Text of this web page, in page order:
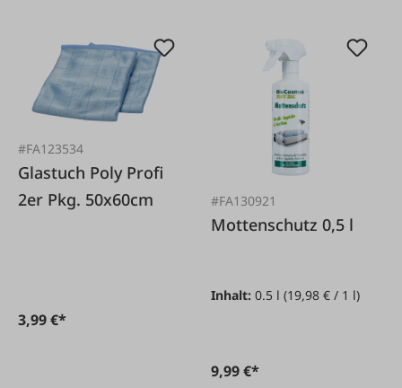
#FA123534
Glastuch Poly Profi
2er Pkg. 50x60cm
3,99 €*
#FA130921
Mottenschutz 0,5 l
Inhalt:0.5 l(19,98 € / 1 l)
9,99 €*